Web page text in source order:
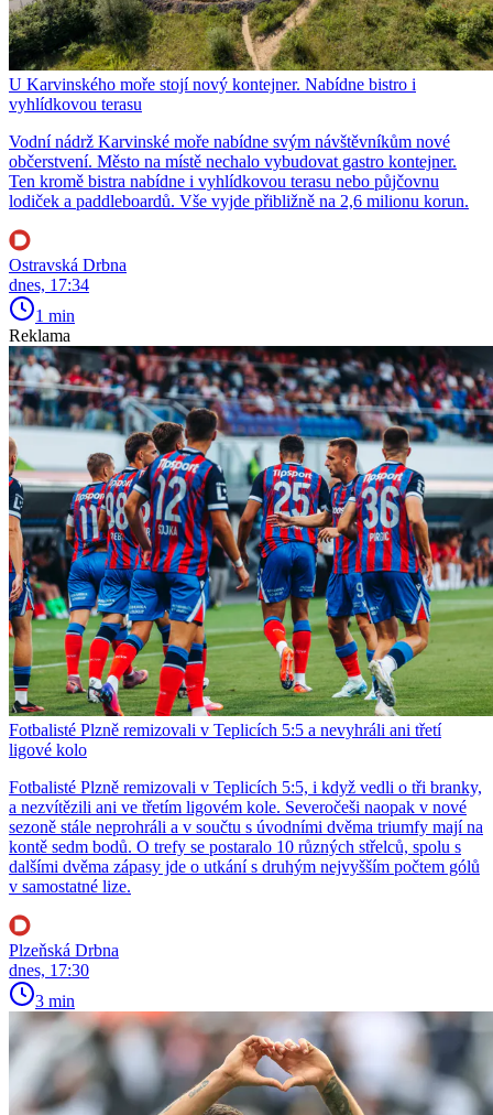
U Karvinského moře stojí nový kontejner. Nabídne bistro i
vyhlídkovou terasu
Vodní nádrž Karvinské moře nabídne svým návštěvníkům nové
občerstvení. Město na místě nechalo vybudovat gastro kontejner.
Ten kromě bistra nabídne i vyhlídkovou terasu nebo půjčovnu
lodiček a paddleboardů. Vše vyjde přibližně na 2,6 milionu korun.
Ostravská Drbna
dnes, 17:34
1 min
Reklama
Fotbalisté Plzně remizovali v Teplicích 5:5 a nevyhráli ani třetí
ligové kolo
Fotbalisté Plzně remizovali v Teplicích 5:5, i když vedli o tři branky,
a nezvítězili ani ve třetím ligovém kole. Severočeši naopak v nové
sezoně stále neprohráli a v součtu s úvodními dvěma triumfy mají na
kontě sedm bodů. O trefy se postaralo 10 různých střelců, spolu s
dalšími dvěma zápasy jde o utkání s druhým nejvyšším počtem gólů
v samostatné lize.
Plzeňská Drbna
dnes, 17:30
3 min